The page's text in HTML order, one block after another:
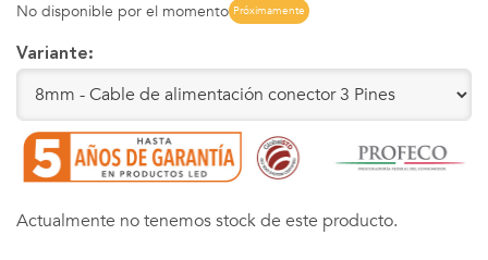
No disponible por el momento Próximamente
Variante:
Actualmente no tenemos stock de este producto.